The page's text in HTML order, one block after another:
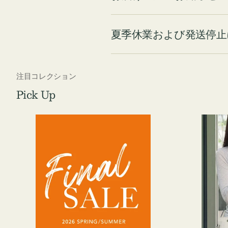
夏季休業および発送停
注目コレクション
Pick Up